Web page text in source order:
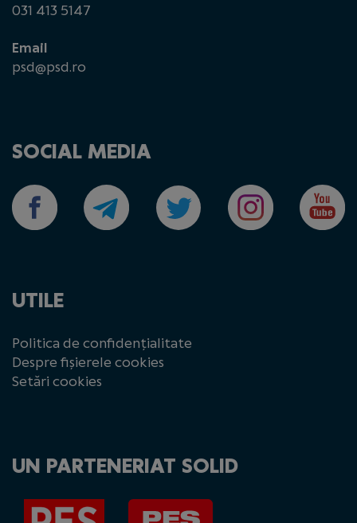
031 413 5147
Email
psd@psd.ro
SOCIAL MEDIA
UTILE
Politica de confidențialitate
Despre fișierele cookies
Setări cookies
UN PARTENERIAT SOLID